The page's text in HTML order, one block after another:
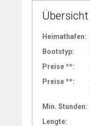
Übersicht
Heimathafen:
Bootstyp:
Preise **:
Preise **:
Min. Stunden:
Lengte: